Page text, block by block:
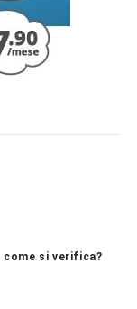
come si verifica?